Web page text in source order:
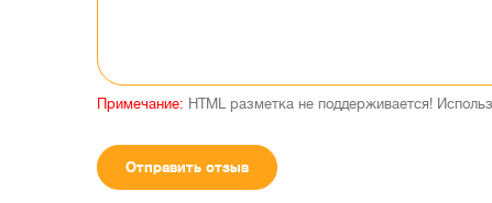
Примечание: HTML разметка не поддерживается!
Отправить отзыв